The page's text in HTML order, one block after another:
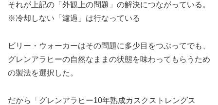
それが上記の「外観上の問題」の解決につながっている。
※冷却しない「濾過」は行なっている
ビリー・ウォーカーはその問題に多少目をつぶってでも、
グレンアラヒーの自然なままの状態を味わってもらうため
の製法を選択した。
だから「グレンアラヒー10年熟成カスクストレングス